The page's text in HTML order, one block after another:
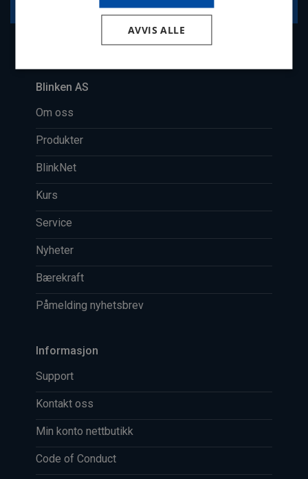
Blinken AS
Om oss
Produkter
BlinkNet
Kurs
Service
Nyheter
Bærekraft
Påmelding nyhetsbrev
Informasjon
Support
Kontakt oss
Min konto nettbutikk
Code of Conduct
AVVIS ALLE